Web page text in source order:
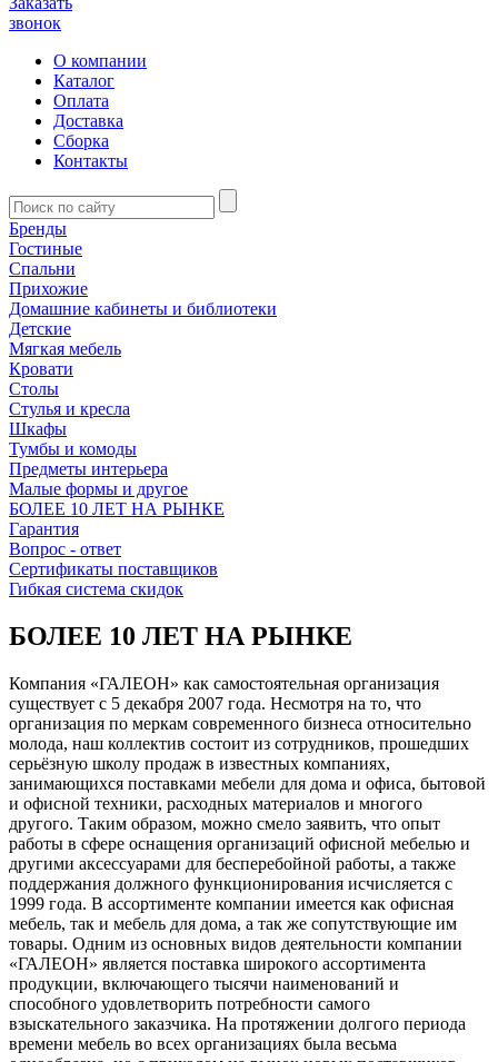
звонок
О компании
Каталог
Оплата
Доставка
Сборка
Контакты
Бренды
Гостиные
Спальни
Прихожие
Домашние кабинеты и библиотеки
Детские
Мягкая мебель
Кровати
Столы
Стулья и кресла
Шкафы
Тумбы и комоды
Предметы интерьера
Малые формы и другое
БОЛЕЕ 10 ЛЕТ НА РЫНКЕ
Гарантия
Вопрос - ответ
Сертификаты поставщиков
Гибкая система скидок
БОЛЕЕ 10 ЛЕТ НА РЫНКЕ
Компания «ГАЛЕОН» как самостоятельная организация
существует с 5 декабря 2007 года. Несмотря на то, что
организация по меркам современного бизнеса относительно
молода, наш коллектив состоит из сотрудников, прошедших
серьёзную школу продаж в известных компаниях,
занимающихся поставками мебели для дома и офиса, бытовой
и офисной техники, расходных материалов и многого
другого. Таким образом, можно смело заявить, что опыт
работы в сфере оснащения организаций офисной мебелью и
другими аксессуарами для бесперебойной работы, а также
поддержания должного функционирования исчисляется с
1999 года. В ассортименте компании имеется как офисная
мебель, так и мебель для дома, а так же сопутствующие им
товары. Одним из основных видов деятельности компании
«ГАЛЕОН» является поставка широкого ассортимента
продукции, включающего тысячи наименований и
способного удовлетворить потребности самого
взыскательного заказчика. На протяжении долгого периода
времени мебель во всех организациях была весьма